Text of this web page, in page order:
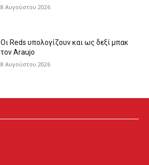
8 Αυγούστου 2026
Οι Reds υπολογίζουν και ως δεξί μπακ
τον Araujo
8 Αυγούστου 2026